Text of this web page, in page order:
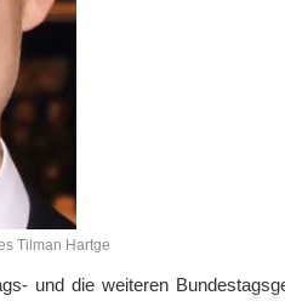
Tilman Hartge
und die weiteren